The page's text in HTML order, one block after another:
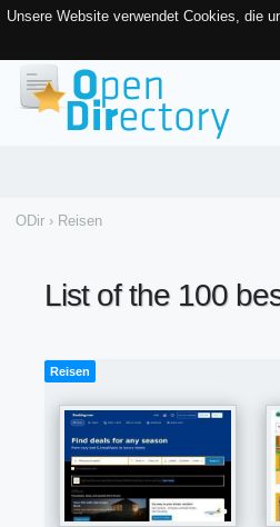
Unsere Website verwendet Cookies, die
ODir › Reisen
List of the 100
Reisen